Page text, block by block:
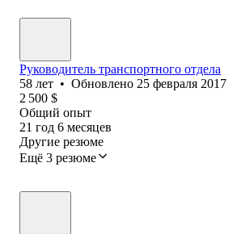
Руководитель транспортного отдела
58 лет • Обновлено 25 февраля 2017
2 500 $
Общий опыт
21 год 6 месяцев
Другие резюме
Ещё 3 резюме